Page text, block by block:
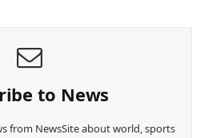
to News
from NewsSite about world, sports